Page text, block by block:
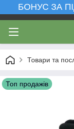
БОНУС ЗА
Товари та
Топ продажів